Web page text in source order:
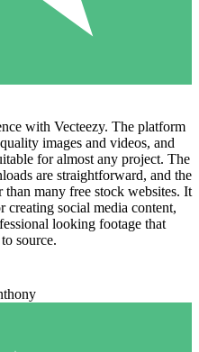
with Vecteezy. The platform
images and videos, and
for almost any project. The
are straightforward, and the
many free stock websites. It
creating social media content,
looking footage that
source.